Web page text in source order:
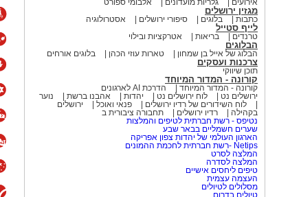
אירועים גלריות מועדונים אלבומי ספורט
מגזין ירושלים
כתבות בלוגים סיפורי ירושלים אסטרולוגיה
לייף סטייל
טרנדים בריאות אטרקציות ובילוי
הבלוגים
הבלוג של אייל בן שמחון טארות עוזי הכהן בלוגים אורחים
צרכנות ועסקים
תוכן שיווקי
קורונה - המדור המיוחד
קורונה - המדור המיוחד
הדרכת AI לארגונים
ירושלים נט
לוח ירושלים נט יהדות אהבנו ברשת
נוער
לוח השידורים של רדיו ירושלים
פנאי ואוכל
ירושלים
בקהילה
רדיו ירושלים
תחבורה ציבורית ב
נטיפס - רשת חברתית לטיפים והמלצות
שערים חשמליים בבאר שבע
הארגון העולמי של יהדות צפון אפריקה
Netips -רשת חברתית לחכמת ההמונים
המלצה לסרט
המלצה לסדרה
טיפים ליחסים אישיים
העצמה עצמית
מסלולים לטיולים
טיולים בדרום